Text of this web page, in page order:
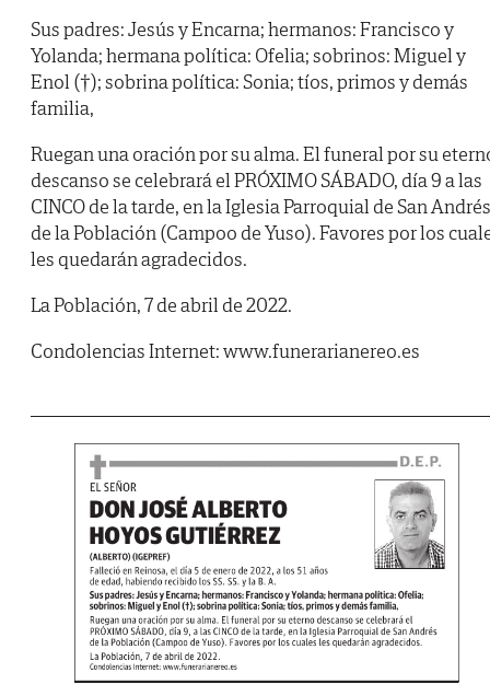
Sus padres: Jesús y Encarna; hermanos: Francisco y
Yolanda; hermana política: Ofelia; sobrinos: Miguel y
Enol (†); sobrina política: Sonia; tíos, primos y demás
familia,
Ruegan una oración por su alma. El funeral por su
descanso se celebrará el PRÓXIMO SÁBADO, día 9 a las
CINCO de la tarde, en la Iglesia Parroquial de San Andrés
de la Población (Campoo de Yuso). Favores por los
les quedarán agradecidos.
La Población, 7 de abril de 2022.
Condolencias Internet: www.funerarianereo.es